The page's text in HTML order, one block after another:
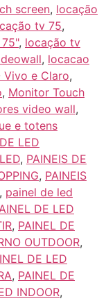
screen, locação
tv 75,
, locação tv
, locacao
e Claro,
, Monitor Touch
video wall,
e totens
LED
, PAINEIS DE
, PAINEIS
, painel de led
DE LED
, PAINEL DE
OUTDOOR,
DE LED
, PAINEL DE
INDOOR,